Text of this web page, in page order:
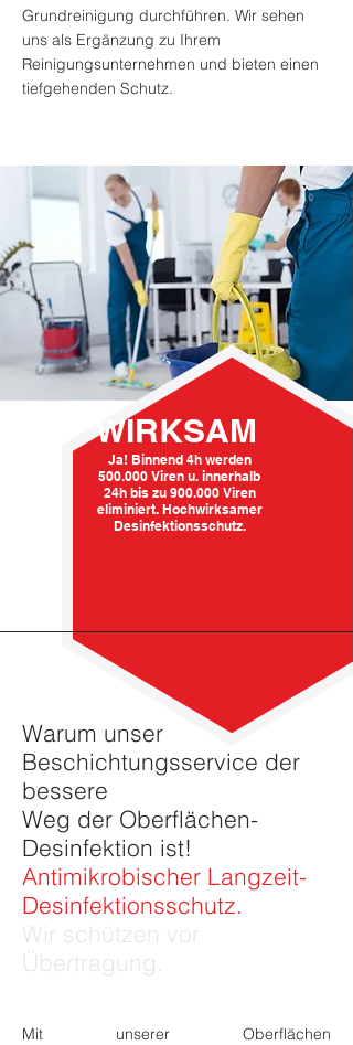
Grundreinigung durchführen. Wir sehen
uns als Ergänzung zu Ihrem
Reinigungsunternehmen und bieten einen
tiefgehenden Schutz.
WIRKSAM
Ja! Binnend 4h werden
500.000 Viren u. innerhalb
24h bis zu 900.000 Viren
eliminiert. Hochwirksamer
Desinfektionsschutz.
Warum unser
Beschichtungsservice der
bessere
Weg der Oberflächen-
Desinfektion ist!
Antimikrobischer Langzeit-
Desinfektionsschutz.
Wir schützen vor
Übertragung.
Mit unserer Oberflächen